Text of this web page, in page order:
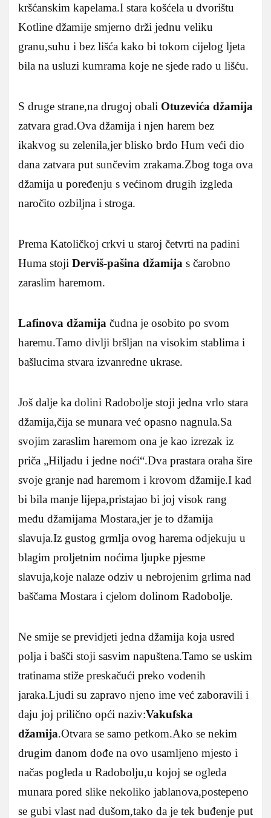
kršćanskim kapelama.I stara košćela u dvorištu
Kotline džamije smjerno drži jednu veliku
granu,suhu i bez lišća kako bi tokom cijelog ljeta
bila na usluzi kumrama koje ne sjede rado u lišću.
S druge strane,na drugoj obali Otuzevića džamija
zatvara grad.Ova džamija i njen harem bez
ikakvog su zelenila,jer blisko brdo Hum veći dio
dana zatvara put sunčevim zrakama.Zbog toga ova
džamija u poređenju s većinom drugih izgleda
naročito ozbiljna i stroga.
Prema Katoličkoj crkvi u staroj četvrti na padini
Huma stoji Derviš-pašina džamija s čarobno
zaraslim haremom.
Lafinova džamija čudna je osobito po svom
haremu.Tamo divlji bršljan na visokim stablima i
bašlucima stvara izvanredne ukrase.
Još dalje ka dolini Radobolje stoji jedna vrlo stara
džamija,čija se munara već opasno nagnula.Sa
svojim zaraslim haremom ona je kao izrezak iz
priča „Hiljadu i jedne noći“.Dva prastara oraha šire
svoje granje nad haremom i krovom džamije.I kad
bi bila manje lijepa,pristajao bi joj visok rang
među džamijama Mostara,jer je to džamija
slavuja.Iz gustog grmlja ovog harema odjekuju u
blagim proljetnim noćima ljupke pjesme
slavuja,koje nalaze odziv u nebrojenim grlima nad
baščama Mostara i cjelom dolinom Radobolje.
Ne smije se previdjeti jedna džamija koja usred
polja i bašči stoji sasvim napuštena.Tamo se uskim
tratinama stiže preskačući preko vodenih
jaraka.Ljudi su zapravo njeno ime već zaboravili i
daju joj prilično opći naziv:Vakufska
džamija.Otvara se samo petkom.Ako se nekim
drugim danom dođe na ovo usamljeno mjesto i
načas pogleda u Radobolju,u kojoj se ogleda
munara pored slike nekoliko jablanova,postepeno
se gubi vlast nad dušom,tako da je tek buđenje put